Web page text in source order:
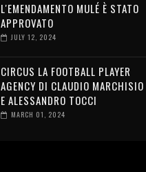
L'EMENDAMENTO MULÉ È STATO
APPROVATO
JULY 12, 2024
CIRCUS LA FOOTBALL PLAYER
AGENCY DI CLAUDIO MARCHISIO
E ALESSANDRO TOCCI
MARCH 01, 2024